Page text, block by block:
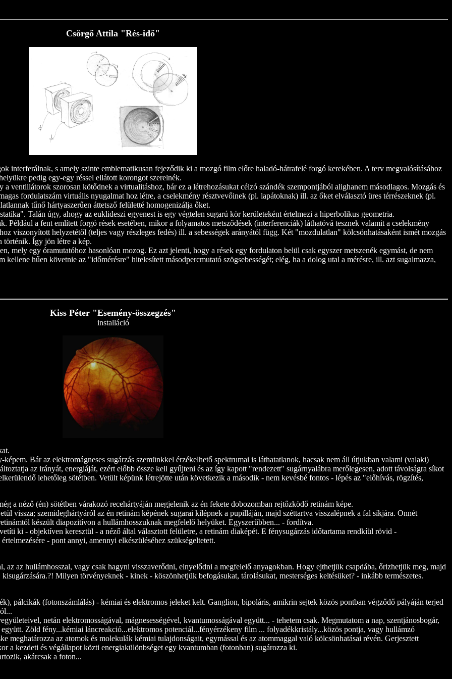
Csörgő Attila "Rés-idő"
interferálnak, s amely szinte emblematikusan fejeződik ki a mozgó film előre haladó-hátrafelé forgó kerekében. A terv megvalósításához
pedig egy-egy réssel ellátott korongot szerelnék.
ventillátorok szorosan kötődnek a virtualitáshoz, bár ez a létrehozásukat célzó szándék szempontjából alighanem másodlagos. Mozgás és
fordulatszám virtuális nyugalmat hoz létre, a cselekmény résztvevőinek (pl. lapátoknak) ill. az őket elválasztó üres térrészeknek (pl.
tűnő hártyaszerűen áttetsző felületté homogenizálja őket.
Talán úgy, ahogy az euklideszi egyenest is egy végtelen sugarú kör kerületeként értelmezi a hiperbolikus geometria.
Például a fent említett forgó rések esetében, mikor a folyamatos metsződések (interferenciák) láthatóvá tesznek valamit a cselekmény
viszonyított helyzetétől (teljes vagy részleges fedés) ill. a sebességek arányától függ. Két "mozdulatlan" kölcsönhatásaként ismét mozgás
történik. Így jön létre a kép.
mely egy óramutatóhoz hasonlóan mozog. Ez azt jelenti, hogy a rések egy fordulaton belül csak egyszer metszenék egymást, de nem
hűen követnie az "időmérésre" hitelesített másodpercmutató szögsebességét; elég, ha a dolog utal a mérésre, ill. azt sugalmazza,
Kiss Péter "Esemény-összegzés"
installáció
Bár az elektromágneses sugárzás szemünkkel érzékelhető spektrumai is láthatatlanok, hacsak nem áll útjukban valami (valaki)
az irányát, energiáját, ezért előbb össze kell gyűjteni és az így kapott "rendezett" sugárnyalábra merőlegesen, adott távolságra síkot
lehetőleg sötétben. Vetült képünk létrejötte után következik a második - nem kevésbé fontos - lépés az "előhívás, rögzítés,
a néző (én) sötétben várakozó recehártyáján megjelenik az én fekete dobozomban rejtőzködő retinám képe.
vissza; szemideghártyáról az én retinám képének sugarai kilépnek a pupilláján, majd széttartva visszalépnek a fal síkjára. Onnét
készült diapozitívon a hullámhosszuknak megfelelő helyüket. Egyszerűbben... - fordítva.
ki - objektíven keresztül - a néző által választott felületre, a retinám diaképét. E fénysugárzás időtartama rendkíül rövid -
- pont annyi, amennyi elkészüléséhez szükségeltetett.
az hullámhosszal, vagy csak hagyni visszaverődni, elnyelődni a megfelelő anyagokban. Hogy ejthetjük csapdába, őrizhetjük meg, majd
Milyen törvényeknek - kinek - köszönhetjük befogásukat, tárolásukat, mesterséges keltésüket? - inkább természetes.
pálcikák (fotonszámlálás) - kémiai és elektromos jeleket kelt. Ganglion, bipoláris, amikrin sejtek közös pontban végződő pályáján terjed
netán elektromosságával, mágnesességével, kvantumosságával együtt... - tehetem csak. Megmutatom a nap, szentjánosbogár,
Zöld fény...kémiai láncreakció...elektromos potenciál...fényérzékeny film ... folyadékkristály...közös pontja, vagy hullámzó
meghatározza az atomok és molekulák kémiai tulajdonságait, egymással és az atommaggal való kölcsönhatásai révén. Gerjesztett
a kezdeti és végállapot közti energiakülönbséget egy kvantumban (fotonban) sugározza ki.
akárcsak a foton...